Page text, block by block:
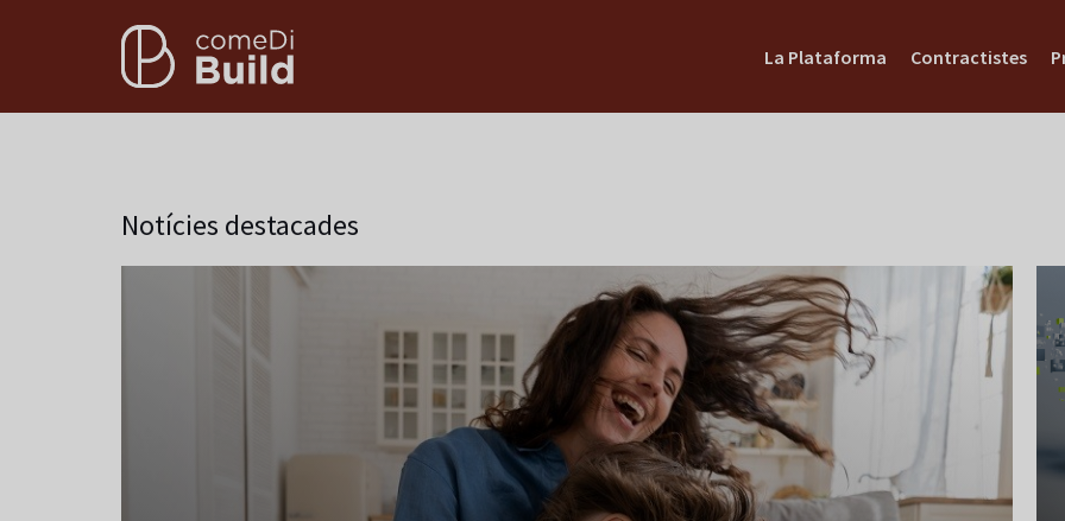
La Plataforma Contractistes
Notícies destacades